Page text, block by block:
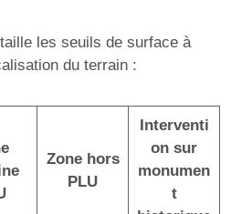
les seuils de surface à
du terrain :
Zone hors
PLU
Interventi
on sur
monumen
t